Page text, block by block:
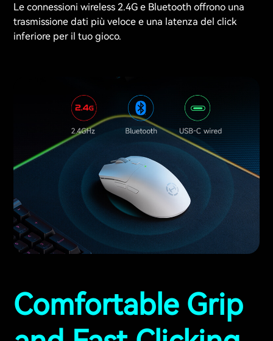
Le connessioni wireless 2.4G e Bluetooth offrono una
trasmissione dati più veloce e una latenza del click
inferiore per il tuo gioco.
Comfortable Grip